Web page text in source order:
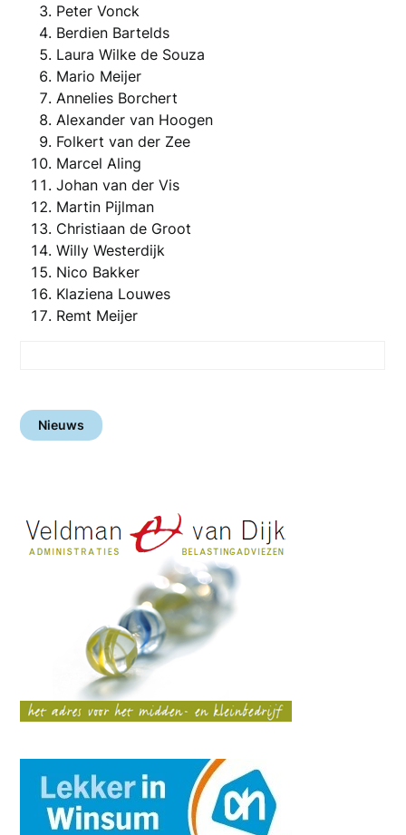
Peter Vonck
Berdien Bartelds
Laura Wilke de Souza
Mario Meijer
Annelies Borchert
Alexander van Hoogen
Folkert van der Zee
Marcel Aling
Johan van der Vis
Martin Pijlman
Christiaan de Groot
Willy Westerdijk
Nico Bakker
Klaziena Louwes
Remt Meijer
Nieuws